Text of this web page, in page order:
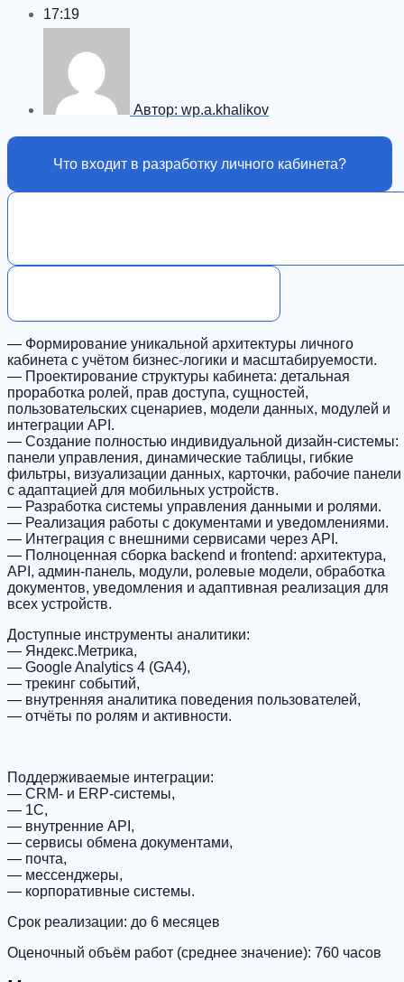
17:19
Автор: wp.a.khalikov
Что входит в разработку личного кабинета?
— Формирование уникальной архитектуры личного
кабинета с учётом бизнес-логики и масштабируемости.
— Проектирование структуры кабинета: детальная
проработка ролей, прав доступа, сущностей,
пользовательских сценариев, модели данных, модулей и
интеграции API.
— Создание полностью индивидуальной дизайн-системы:
панели управления, динамические таблицы, гибкие
фильтры, визуализации данных, карточки, рабочие панели
с адаптацией для мобильных устройств.
— Разработка системы управления данными и ролями.
— Реализация работы с документами и уведомлениями.
— Интеграция с внешними сервисами через API.
— Полноценная сборка backend и frontend: архитектура,
API, админ-панель, модули, ролевые модели, обработка
документов, уведомления и адаптивная реализация для
всех устройств.
Доступные инструменты аналитики:
— Яндекс.Метрика,
— Google Analytics 4 (GA4),
— трекинг событий,
— внутренняя аналитика поведения пользователей,
— отчёты по ролям и активности.
Поддерживаемые интеграции:
— CRM- и ERP-системы,
— 1C,
— внутренние API,
— сервисы обмена документами,
— почта,
— мессенджеры,
— корпоративные системы.
Срок реализации: до 6 месяцев
Оценочный объём работ (среднее значение): 760 часов